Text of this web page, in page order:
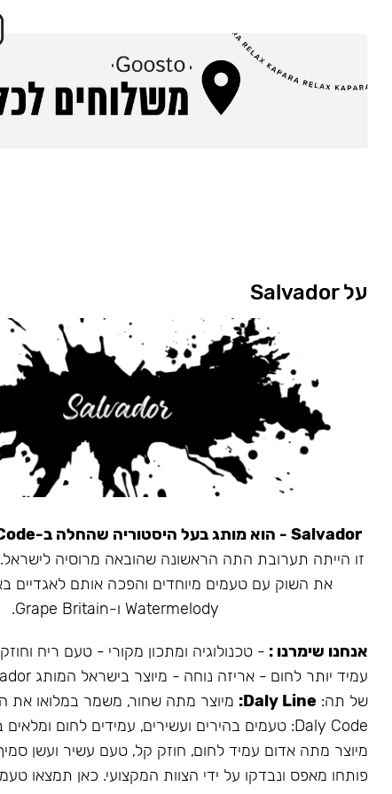
על Salvador
Salvador - הוא מותג בעל היסטוריה שהחלה ב-Daly Code.
את השוק עם טעמים מיוחדים והפכה אותם לאגדיים
Watermelody ו-Grape Britain.
אנחנו שימרנו : - טכנולוגיה ומתכון מקורי - טעם ריח
של תה: Daly Line: מיוצר מתה שחור, משמר במלואו את
Daly Code: טעמים בהירים ועשירים, עמידים לחום ומלאים בעשן.
מיוצר מתה אדום עמיד לחום, חוזק קל, טעם עשיר ועשן
פותחו מאפס ונבדקו על ידי הצוות המקצועי. כאן תמצאו